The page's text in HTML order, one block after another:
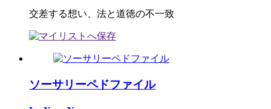
交差する想い、法と道徳の不一致
ソーサリーペドファイル